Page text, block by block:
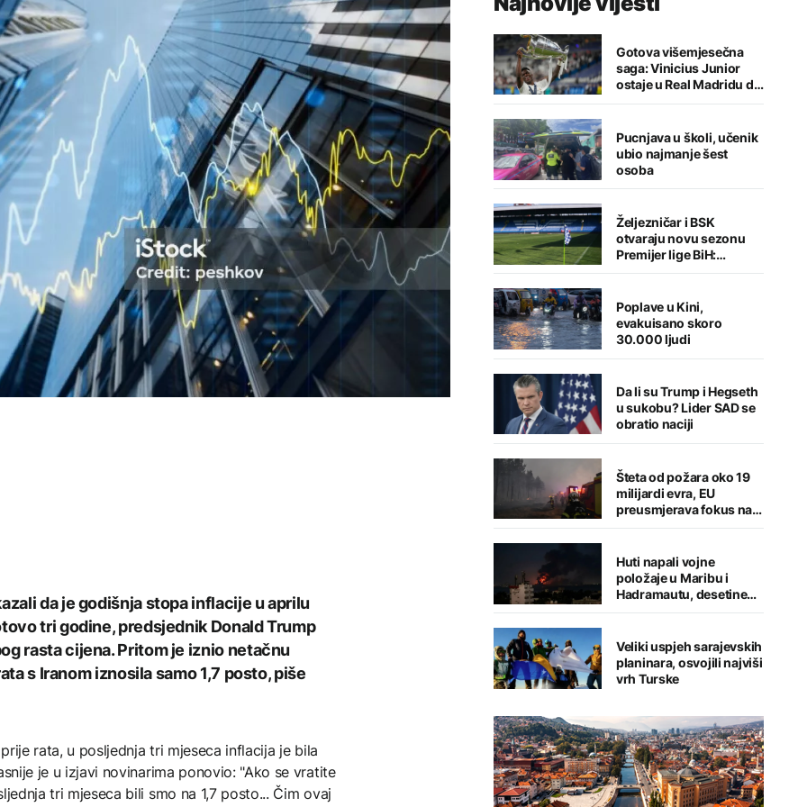
da je godišnja stopa inflacije u aprilu
tri godine, predsjednik Donald Trump
rasta cijena. Pritom je iznio netačnu
s Iranom iznosila samo 1,7 posto, piše
rata, u posljednja tri mjeseca inflacija je bila
je u izjavi novinarima ponovio: "Ako se vratite
tri mjeseca bili smo na 1,7 posto... Čim ovaj
Gotova višemjesečna
saga: Vinicius Junior
ostaje u Real Madridu do
2032. godine
Pucnjava u školi, učenik
ubio najmanje šest
osoba
Željezničar i BSK
otvaraju novu sezonu
Premijer lige BiH:
Sarajlije u problemima,
Poplave u Kini,
evakuisano skoro
30.000 ljudi
Da li su Trump i Hegseth
u sukobu? Lider SAD se
obratio naciji
Šteta od požara oko 19
milijardi evra, EU
preusmjerava fokus na
prevenciju
Huti napali vojne
položaje u Maribu i
Hadramautu, desetine
stradalih
Veliki uspjeh sarajevskih
planinara, osvojili najviši
vrh Turske